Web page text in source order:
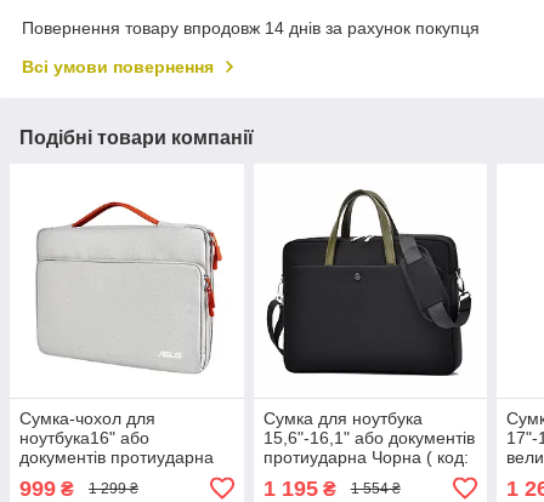
Повернення товару впродовж 14 днів за рахунок покупця
Всі умови повернення
Подібні товари компанії
Сумка-чохол для
ноутбука16" або
документів протиударна
999 ₴ 1 299 ₴
Сумка для ноутбука
15,6"-16,1" або документів
протиударна Чорна ( код:
1 195₴ 1 554 ₴
17"-
1